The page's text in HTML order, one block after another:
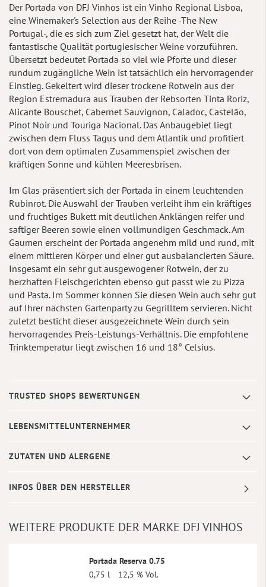
Der Portada von DFJ Vinhos ist ein Vinho Regional Lisboa,
eine Winemaker's Selection aus der Reihe -The New
Portugal-, die es sich zum Ziel gesetzt hat, der Welt die
fantastische Qualität portugiesischer Weine vorzuführen.
Übersetzt bedeutet Portada so viel wie Pforte und dieser
rundum zugängliche Wein ist tatsächlich ein hervorragender
Einstieg. Gekeltert wird dieser trockene Rotwein aus der
Region Estremadura aus Trauben der Rebsorten Tinta Roriz,
Alicante Bouschet, Cabernet Sauvignon, Caladoc, Castelão,
Pinot Noir und Touriga Nacional. Das Anbaugebiet liegt
zwischen dem Fluss Tagus und dem Atlantik und profitiert
dort von dem optimalen Zusammenspiel zwischen der
kräftigen Sonne und kühlen Meeresbrisen.
Im Glas präsentiert sich der Portada in einem leuchtenden
Rubinrot. Die Auswahl der Trauben verleiht ihm ein kräftiges
und fruchtiges Bukett mit deutlichen Anklängen reifer und
saftiger Beeren sowie einen vollmundigen Geschmack. Am
Gaumen erscheint der Portada angenehm mild und rund, mit
einem mittleren Körper und einer gut ausbalancierten Säure.
Insgesamt ein sehr gut ausgewogener Rotwein, der zu
herzhaften Fleischgerichten ebenso gut passt wie zu Pizza
und Pasta. Im Sommer können Sie diesen Wein auch sehr gut
auf Ihrer nächsten Gartenparty zu Gegrilltem servieren. Nicht
zuletzt besticht dieser ausgezeichnete Wein durch sein
hervorragendes Preis-Leistungs-Verhältnis. Die empfohlene
Trinktemperatur liegt zwischen 16 und 18° Celsius.
TRUSTED SHOPS BEWERTUNGEN
LEBENSMITTELUNTERNEHMER
ZUTATEN UND ALERGENE
INFOS ÜBER DEN HERSTELLER
WEITERE PRODUKTE DER MARKE DFJ VINHOS
Portada Reserva 0.75
0,75 l
12,5 % Vol.